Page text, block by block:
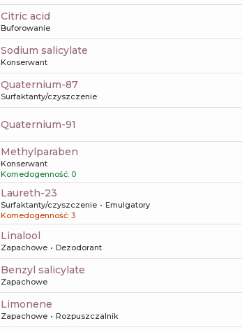
citric acid
Buforowanie
sodium salicylate
Konserwant
quaternium-87
Surfaktanty/czyszczenie
quaternium-91
methylparaben
Konserwant
Komedogenność: 0
laureth-23
Surfaktanty/czyszczenie
Emulgatory
Komedogenność: 3
linalool
Zapachowe Dezodorant
benzyl salicylate
Zapachowe
limonene
Zapachowe Rozpuszczalnik